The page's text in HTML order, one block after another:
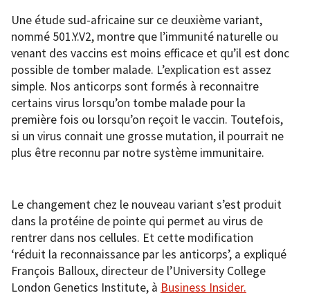
Une étude sud-africaine sur ce deuxième variant,
nommé 501.Y.V2, montre que l’immunité naturelle ou
venant des vaccins est moins efficace et qu’il est donc
possible de tomber malade. L’explication est assez
simple. Nos anticorps sont formés à reconnaitre
certains virus lorsqu’on tombe malade pour la
première fois ou lorsqu’on reçoit le vaccin. Toutefois,
si un virus connait une grosse mutation, il pourrait ne
plus être reconnu par notre système immunitaire.
Le changement chez le nouveau variant s’est produit
dans la protéine de pointe qui permet au virus de
rentrer dans nos cellules. Et cette modification
‘réduit la reconnaissance par les anticorps’, a expliqué
François Balloux, directeur de l’University College
London Genetics Institute, à Business Insider.